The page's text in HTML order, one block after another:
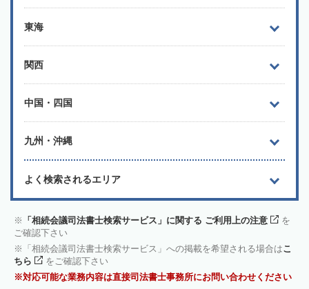
東海
関西
中国・四国
九州・沖縄
よく検索されるエリア
「相続会議司法書士検索サービス」に関する ご利用上の注意
を
ご確認下さい
「相続会議司法書士検索サービス」への掲載を希望される場合はこ
ちら
をご確認下さい
対応可能な業務内容は直接司法書士事務所にお問い合わせください